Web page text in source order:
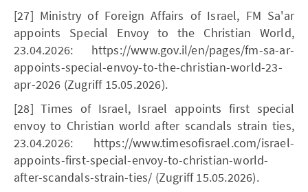
[27] Ministry of Foreign Affairs of Israel, FM Sa'ar
appoints Special Envoy to the Christian World,
23.04.2026: https://www.gov.il/en/pages/fm-sa-ar-
appoints-special-envoy-to-the-christian-world-23-
apr-2026 (Zugriff 15.05.2026).
[28] Times of Israel, Israel appoints first special
envoy to Christian world after scandals strain ties,
23.04.2026: https://www.timesofisrael.com/israel-
appoints-first-special-envoy-to-christian-world-
after-scandals-strain-ties/ (Zugriff 15.05.2026).